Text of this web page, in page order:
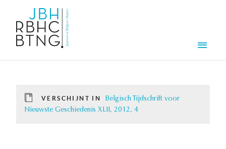
VERSCHIJNT IN
Belgisch Tijdschrift voor
Nieuwste Geschiedenis XLII, 2012, 4